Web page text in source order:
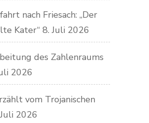
nach Friesach: „Der
Kater“ 8. Juli 2026
des Zahlenraums
2026
vom Trojanischen
2026